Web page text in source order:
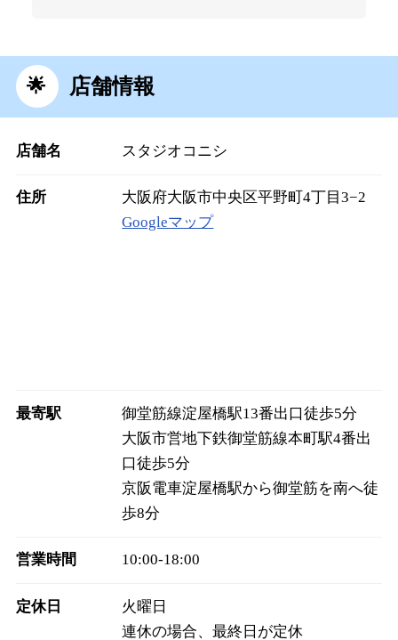
店舗情報
店舗名 スタジオコニシ
住所
大阪府大阪市中央区平野町4丁目3−2
Googleマップ
最寄駅
御堂筋線淀屋橋駅13番出口徒歩5分
大阪市営地下鉄御堂筋線本町駅4番出
口徒歩5分
京阪電車淀屋橋駅から御堂筋を南へ徒
歩8分
営業時間 10:00‐18:00
定休日
火曜日
連休の場合、最終日が定休